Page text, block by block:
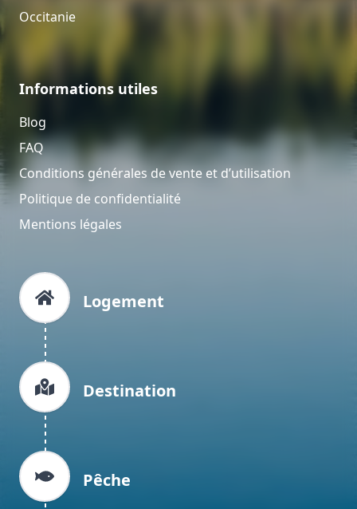
Occitanie
Informations utiles
Blog
FAQ
Conditions générales de vente et d’utilisation
Politique de confidentialité
Mentions légales
Logement
Destination
Pêche